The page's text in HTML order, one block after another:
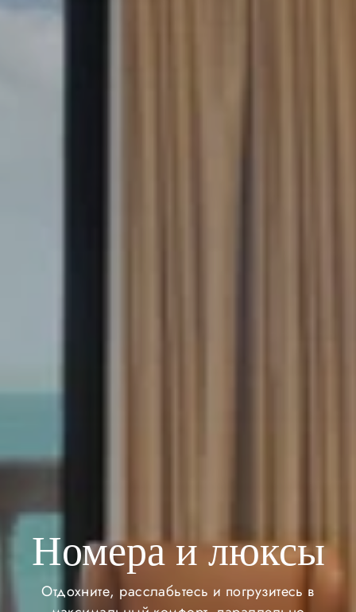
Номера и люксы
Отдохните, расслабьтесь и погрузитесь в